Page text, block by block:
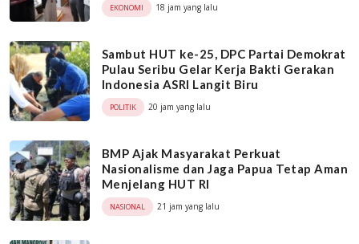
EKONOMI 18 jam yang lalu
Sambut HUT ke-25, DPC Partai Demokrat
Pulau Seribu Gelar Kerja Bakti Gerakan
Indonesia ASRI Langit Biru
POLITIK 20 jam yang lalu
BMP Ajak Masyarakat Perkuat
Nasionalisme dan Jaga Papua Tetap Aman
Menjelang HUT RI
NASIONAL 21 jam yang lalu